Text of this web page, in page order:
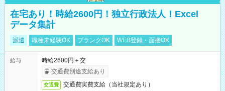
在宅あり！時給2600円！独立行政法人！Excel
データ集計
派遣 職種未経験OK ブランクOK WEB登録・面接OK
給与
時給2600円＋交
交通費別途支給あり
交通費 交通費実費支給（当社規定あり）